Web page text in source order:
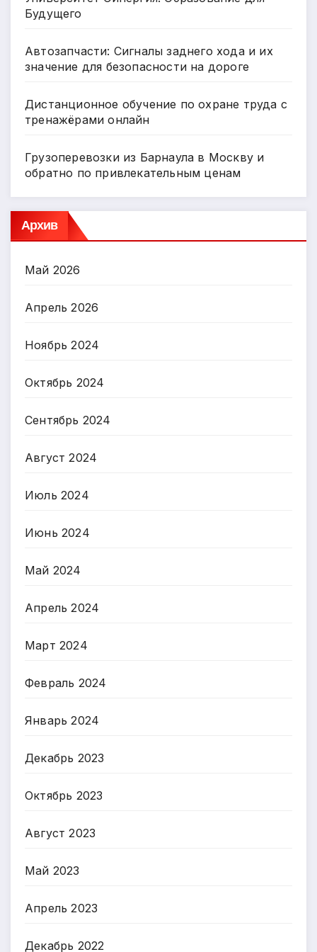
Будущего
Автозапчасти: Сигналы заднего хода и их
значение для безопасности на дороге
Дистанционное обучение по охране труда с
тренажёрами онлайн
Грузоперевозки из Барнаула в Москву и
обратно по привлекательным ценам
Архив
Май 2026
Апрель 2026
Ноябрь 2024
Октябрь 2024
Сентябрь 2024
Август 2024
Июль 2024
Июнь 2024
Май 2024
Апрель 2024
Март 2024
Февраль 2024
Январь 2024
Декабрь 2023
Октябрь 2023
Август 2023
Май 2023
Апрель 2023
Декабрь 2022